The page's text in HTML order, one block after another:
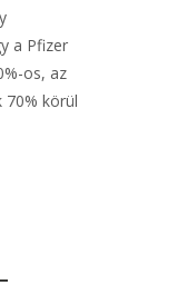
a Pfizer
os, az
70% körül